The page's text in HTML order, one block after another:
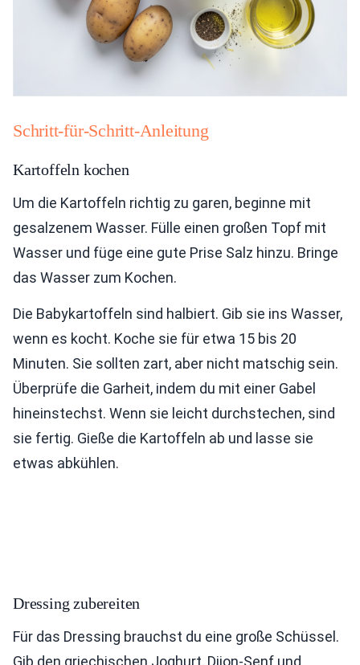
Schritt-für-Schritt-Anleitung
Kartoffeln kochen
Um die Kartoffeln richtig zu garen, beginne mit
gesalzenem Wasser. Fülle einen großen Topf mit
Wasser und füge eine gute Prise Salz hinzu. Bringe
das Wasser zum Kochen.
Die Babykartoffeln sind halbiert. Gib sie ins Wasser,
wenn es kocht. Koche sie für etwa 15 bis 20
Minuten. Sie sollten zart, aber nicht matschig sein.
Überprüfe die Garheit, indem du mit einer Gabel
hineinstechst. Wenn sie leicht durchstechen, sind
sie fertig. Gieße die Kartoffeln ab und lasse sie
etwas abkühlen.
Dressing zubereiten
Für das Dressing brauchst du eine große Schüssel.
Gib den griechischen Joghurt, Dijon-Senf und